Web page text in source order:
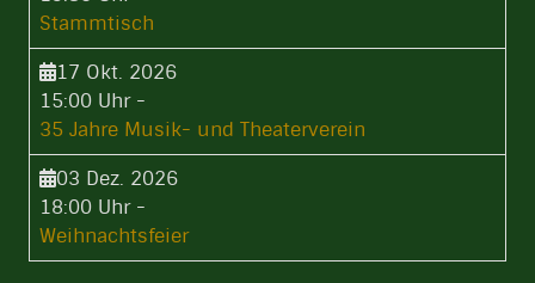
Stammtisch
17 Okt. 2026
15:00 Uhr-
35 Jahre Musik- und Theaterverein
03 Dez. 2026
18:00 Uhr-
Weihnachtsfeier